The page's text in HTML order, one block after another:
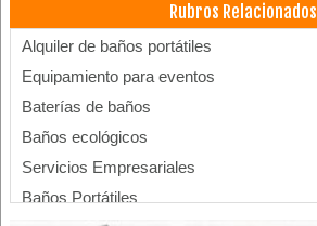
Rubros Relacionados
Alquiler de baños portátiles
Equipamiento para eventos
Baterías de baños
Baños ecológicos
Servicios Empresariales
Baños Portátiles